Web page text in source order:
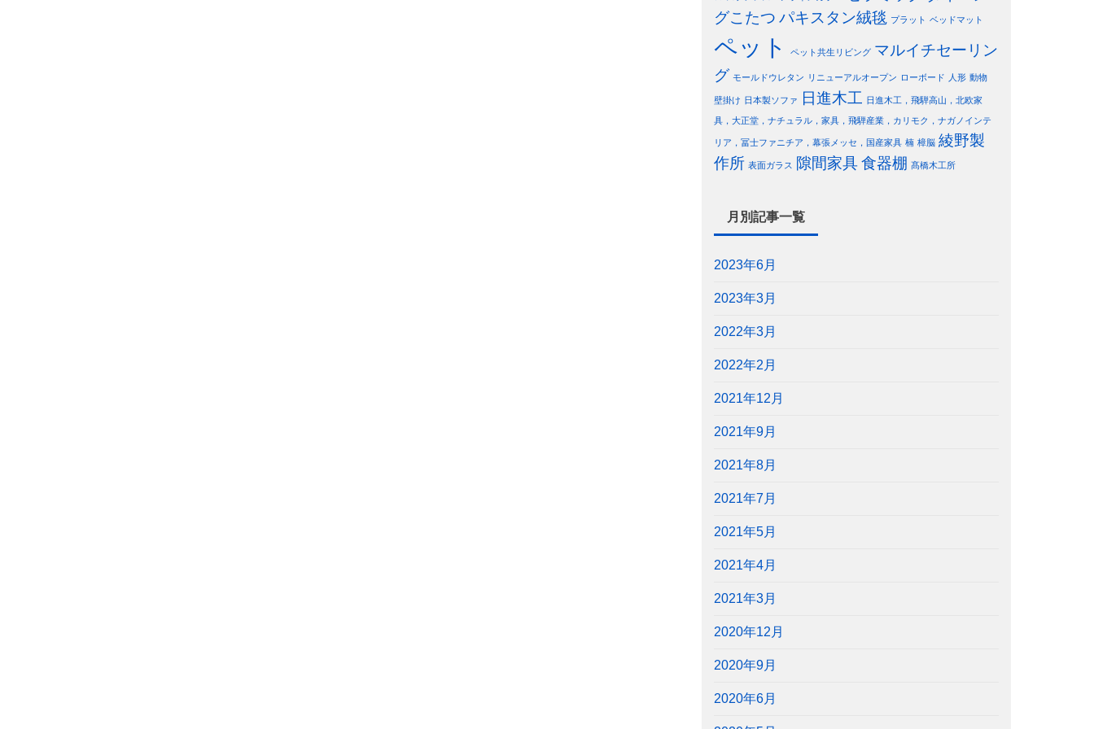
グこたつ パキスタン絨毯 プラット ベッドマット
ペット ペット共生リビング マルイチセーリン
グ モールドウレタン リニューアルオープン ローボード 人形 動物
壁掛け 日本製ソファ 日進木工 日進木工，飛騨高山，北欧家
具，大正堂，ナチュラル，家具，飛騨産業，カリモク，ナガノインテ
リア，冨士ファニチア，幕張メッセ，国産家具 楠 樟脳 綾野製
作所 表面ガラス 隙間家具食器棚 髙橋木工所
月別記事一覧
2023年6月
2023年3月
2022年3月
2022年2月
2021年12月
2021年9月
2021年8月
2021年7月
2021年5月
2021年4月
2021年3月
2020年12月
2020年9月
2020年6月